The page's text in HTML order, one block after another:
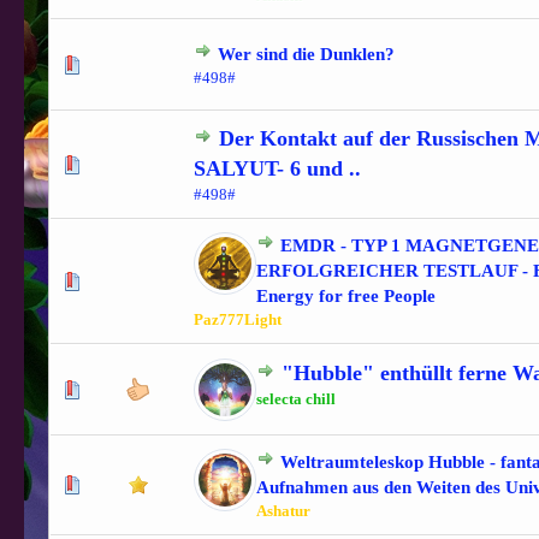
Wer sind die Dunklen?
#498#
0 Bewertung(en) - 0 von 5 durchschnittlich
123 45
Der Kontakt auf der Russischen
SALYUT- 6 und ..
#498#
0 Bewertung(en) - 0 von 5 durchschnittlich
12345
EMDR - TYP 1
ERFOLGREICHER TESTLAUF -
Energy for free People
Paz777Light
1 Bewertung(en) - 5 von 5 durchschnittlich
12345
"Hubble" enthüllt ferne
selecta chill
1 Bewertung(en) - 5 von 5 durchschnittlich
1234 5
Weltraumteleskop Hubble -
Aufnahmen aus den Weiten des
Ashatur
1 Bewertung(en) - 5 von 5 durchschnittlich
12345